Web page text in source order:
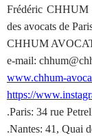
Frédéric CHHUM
des avocats de
CHHUM
e-mail:
www.chhum-
https://
.Paris: 34 rue
.Nantes: 41, Quai